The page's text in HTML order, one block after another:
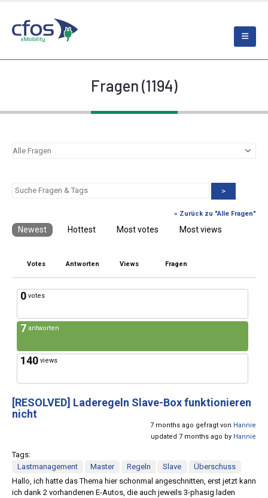
Fragen (1194)
>
« Zurück zu "Alle Fragen"
Newest Hottest Most votes Most views
Votes Antworten Views Fragen
0 votes
7 antworten
140 views
[RESOLVED] Laderegeln Slave-Box funktionieren
nicht
7 months ago gefragt von Hannie
updated 7 months ago by Hannie
Tags:
Lastmanagement
Master Regeln Slave
Überschuss
Hallo, ich hatte das Thema hier schonmal angeschnitten, erst jetzt kann
ich dank 2 vorhandenen E-Autos, die auch jeweils 3-phasig laden